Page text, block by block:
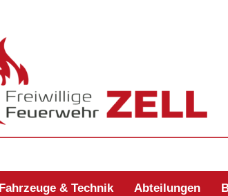
Fahrzeuge & Technik Abteilungen